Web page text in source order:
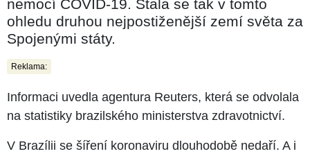
nemocí COVID-19. Stala se tak v tomto
ohledu druhou nejpostiženější zemí světa za
Spojenými státy.
Reklama:
Informaci uvedla agentura Reuters, která se odvolala
na statistiky brazilského ministerstva zdravotnictví.
V Brazílii se šíření koronaviru dlouhodobě nedaří. A i